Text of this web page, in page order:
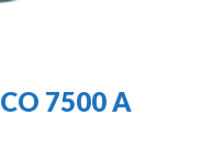
7500 A